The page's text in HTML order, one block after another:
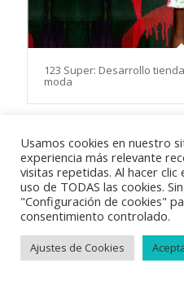
123 Super: Desarrollo
moda
© Copyright 2018 Vayabits|Aviso
Política de privacidad|Política de
Usamos cookies en nuestro
experiencia más relevante
visitas repetidas. Al hacer
uso de TODAS las cookies.
"Configuración de cookies"
consentimiento controlado.
Ajustes de Cookies